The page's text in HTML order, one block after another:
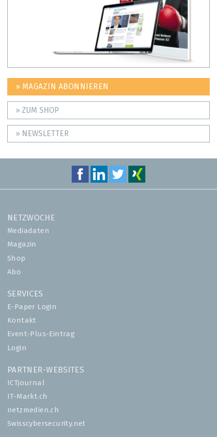
» MAGAZIN ABONNIEREN
» ZUM SHOP
» NEWSLETTER
NETZWOCHE
Mediadaten
Magazin
Shop
Abo
SERVICES
E-Paper Login
Kontakt
Event-Plus-Eintrag
Login
PARTNER-WEBSITES
ICTjournal
IT-Markt.ch
netzmedien.ch
Swisscybersecurity.net